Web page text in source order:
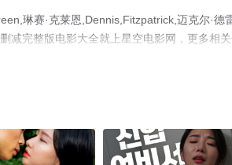
琳赛·克莱恩,Dennis,Fitzpatrick,迈克尔·德
减完整版电影大全就上星空电影网，更多相关